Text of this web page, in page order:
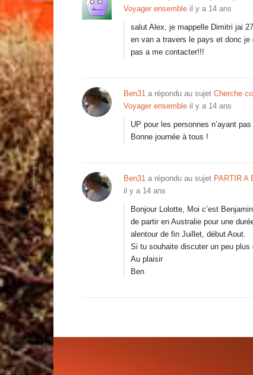
Voyager ensemble il y a 14 ans
salut Alex, je mappelle Dimitri jai
en van a travers le pays et donc
pas a me contacter!!!
Ben31 a répondu au sujet Cherche
Voyager ensemble il y a 14 ans
UP pour les personnes n’ayant
Bonne journée à tous !
Ben31 a répondu au sujet PARTIR A
il y a 14 ans
Bonjour Lolotte, Moi c’est
de partir en Australie pour une
alentour de fin Juillet, début Aout.
Si tu souhaite discuter un peu plus
Au plaisir
Ben